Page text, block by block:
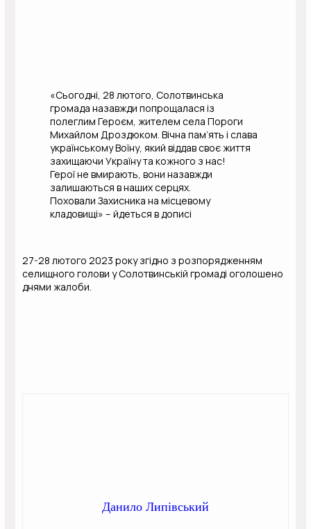
«Сьогодні, 28 лютого, Солотвинська
громада назавжди попрощалася із
полеглим Героєм, жителем села Пороги
Михайлом Дроздюком. Вічна пам’ять і слава
українському Воїну, який віддав своє життя
захищаючи Україну та кожного з нас!
Герої не вмирають, вони назавжди
залишаються в наших серцях.
Поховали Захисника на місцевому
кладовищі» – йдеться в дописі
27-28 лютого 2023 року згідно з розпорядженням
селищного голови у Солотвинській громаді оголошено
днями жалоби.
Данило Липівський